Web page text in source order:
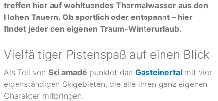
treffen hier auf wohltuendes Thermalwasser aus den
Hohen Tauern. Ob sportlich oder entspannt – hier
findet jeder den eigenen Traum-Winterurlaub.
Vielfältiger Pistenspaß auf einen Blick
Als Teil von Ski amadé punktet das Gasteinertal mit vier
eigenständigen Skigebieten, die alle ihren ganz eigenen
Charakter mitbringen.